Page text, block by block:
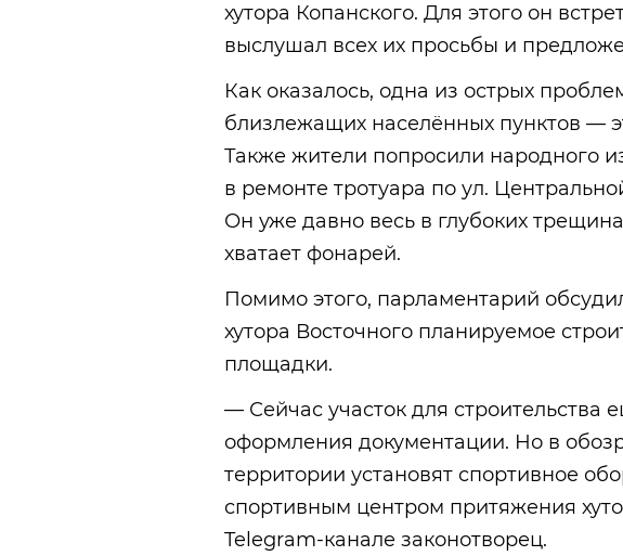
хутора Копанского. Для этого он
выслушал всех их просьбы и
Как оказалось, одна из острых
близлежащих населённых пунктов —
Также жители попросили народного
в ремонте тротуара по ул.
Он уже давно весь в глубоких
хватает фонарей.
Помимо этого, парламентарий
хутора Восточного планируемое
площадки.
— Сейчас участок для строительства
оформления документации. Но в
территории установят спортивное
спортивным центром притяжения
Telegram-канале законотворец.